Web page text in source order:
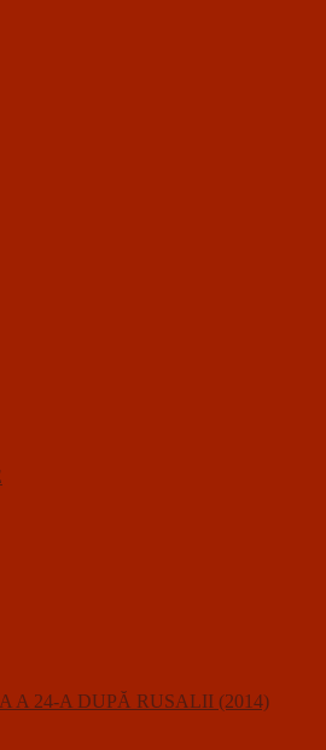
A 24-A DUPĂ RUSALII (2014)